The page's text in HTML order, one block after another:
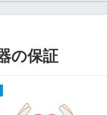
の保証